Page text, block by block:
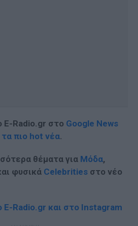
E-Radio.gr στο Google News
τα πιο hot νέα.
θέματα για Μόδα,
φυσικά Celebrities στο νέο
Radio.gr και στο Instagram